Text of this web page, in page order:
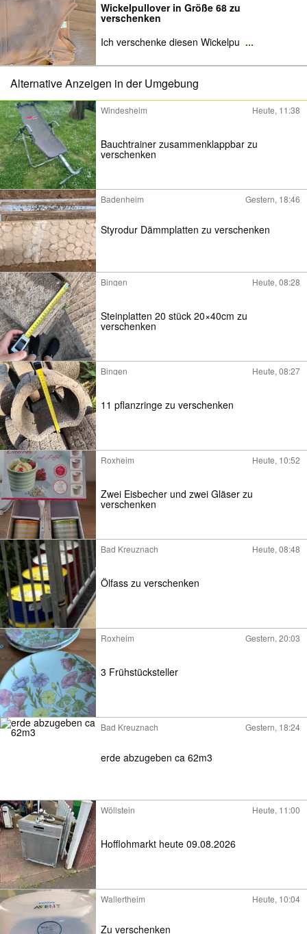
Wickelpullover in Größe 68 zu
verschenken
Ich verschenke diesen Wickelpu ...
Alternative Anzeigen in der Umgebung
Windesheim Heute, 11:38
Bauchtrainer zusammenklappbar zu
verschenken
Badenheim Gestern, 18:46
Styrodur Dämmplatten zu verschenken
Bingen Heute, 08:28
Steinplatten 20 stück 20×40cm zu
verschenken
Bingen Heute, 08:27
11 pflanzringe zu verschenken
Roxheim Heute, 10:52
Zwei Eisbecher und zwei Gläser zu
verschenken
Bad Kreuznach Heute, 08:48
Ölfass zu verschenken
Roxheim Gestern, 20:03
3 Frühstücksteller
Bad Kreuznach Gestern, 18:24
erde abzugeben ca 62m3
Wöllstein Heute, 11:00
Hofflohmarkt heute 09.08.2026
Wallertheim Heute, 10:04
Zu verschenken